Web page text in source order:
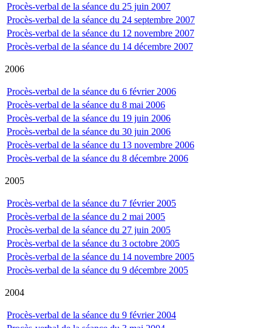
Procès-verbal de la séance du 25 juin 2007
Procès-verbal de la séance du 24 septembre 2007
Procès-verbal de la séance du 12 novembre 2007
Procès-verbal de la séance du 14 décembre 2007
2006
Procès-verbal de la séance du 6 février 2006
Procès-verbal de la séance du 8 mai 2006
Procès-verbal de la séance du 19 juin 2006
Procès-verbal de la séance du 30 juin 2006
Procès-verbal de la séance du 13 novembre 2006
Procès-verbal de la séance du 8 décembre 2006
2005
Procès-verbal de la séance du 7 février 2005
Procès-verbal de la séance du 2 mai 2005
Procès-verbal de la séance du 27 juin 2005
Procès-verbal de la séance du 3 octobre 2005
Procès-verbal de la séance du 14 novembre 2005
Procès-verbal de la séance du 9 décembre 2005
2004
Procès-verbal de la séance du 9 février 2004